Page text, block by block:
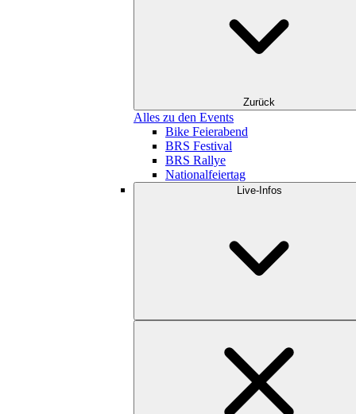
Zurück
Alles zu den Events
Bike Feierabend
BRS Festival
BRS Rallye
Nationalfeiertag
Live-Infos